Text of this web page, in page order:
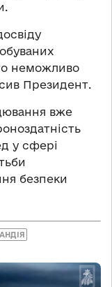
неможливо
Президент.
вже
у сфері
безпеки